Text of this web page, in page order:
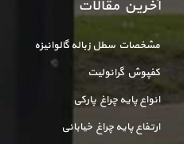
آخرین مقالات
مشخصات سطل زباله گالوانیزه
کفپوش گرانولیت
انواع پایه چراغ پارکی
ارتفاع پایه چراغ خیابانی